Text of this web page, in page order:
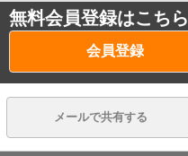
無料会員登録はこちら
会員登録
メールで共有する